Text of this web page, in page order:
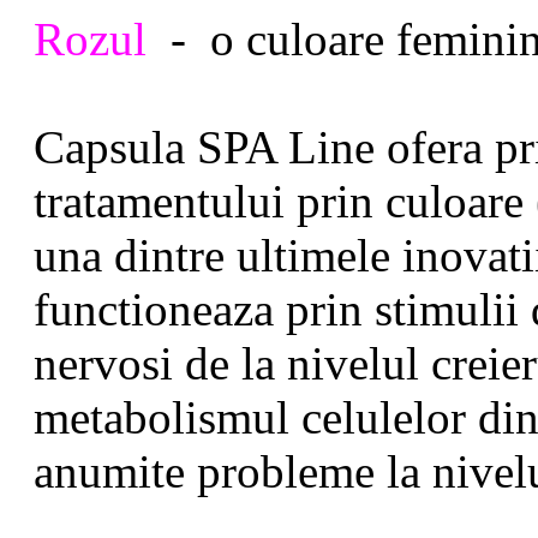
Rozul - o culoare
Capsula SPA Line ofera
tratamentului prin
una dintre ultimele
functioneaza prin stimulii
nervosi de la nivelul
metabolismul celulelor
anumite probleme la